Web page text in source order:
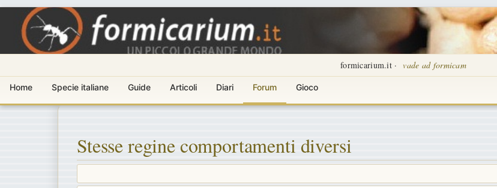
formicarium.it · vade ad formicam
Home Specie italiane Guide Articoli Diari Forum Gioco
Stesse regine comportamenti diversi